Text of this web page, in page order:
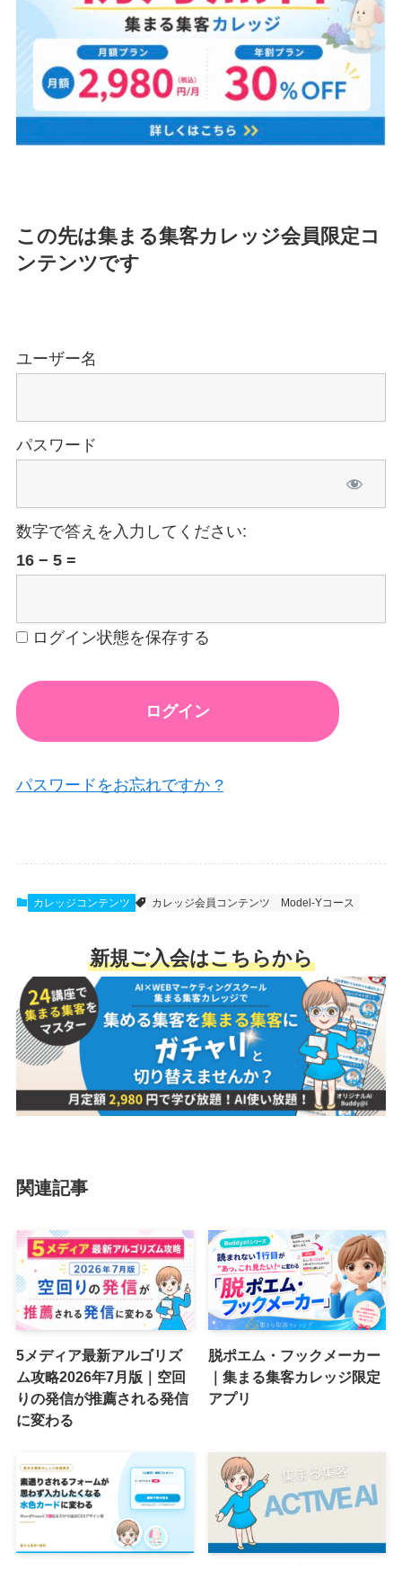
この先は集まる集客カレッジ会員限定コ
ンテンツです
ユーザー名
パスワード
数字で答えを入力してください:
16 − 5 =
ログイン状態を保存する
パスワードをお忘れですか ?
カレッジコンテンツ カレッジ会員コンテンツ Model-Yコース
新規ご入会はこちらから
関連記事
5メディア最新アルゴリズ
ム攻略2026年7月版｜空回
りの発信が推薦される発信
に変わる
脱ポエム・フックメーカー
｜集まる集客カレッジ限定
アプリ